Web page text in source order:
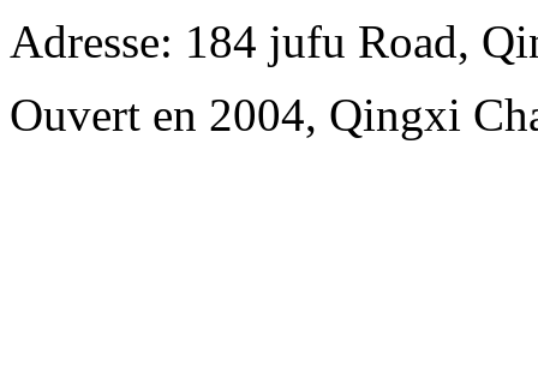
Adresse: 184 jufu Road,
Ouvert en 2004, Qingxi